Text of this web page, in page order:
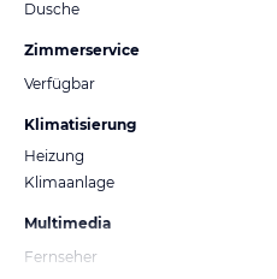
Dusche
Zimmerservice
Verfügbar
Klimatisierung
Heizung
Klimaanlage
Multimedia
Fernseher